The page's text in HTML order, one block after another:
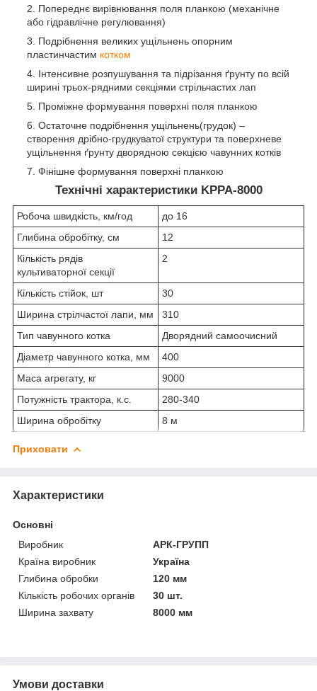
Попереднє вирівнювання поля планкою (механічне
або гідравлічне регулювання)
Подрібнення великих ущільнень опорним
пластинчастим котком
Інтенсивне розпушування та підрізання ґрунту по всій
ширині трьох-рядними секціями стрільчастих лап
Проміжне формування поверхні поля планкою
Остаточне подрібнення ущільнень(грудок) –
створення дрібно-грудкуватої структури та поверхневе
ущільнення ґрунту дворядною секцією чавунних котків
Фінішне формування поверхні планкою
Технічні характеристики KPPA-8000
Робоча швидкість, км/год
до 16
Глибина обробітку, см
12
Кількість рядів
культиваторної секції
2
Кількість стійок, шт
30
Ширина стрілчастої лапи, мм
310
Тип чавунного котка
Дворядний самоочисний
Діаметр чавунного котка, мм
400
Маса агрегату, кг
9000
Потужність трактора, к.с.
280-340
Ширина обробітку
8 м
Приховати
Характеристики
Основні
Виробник
АРК-ГРУПП
Країна виробник
Україна
Глибина обробки
120 мм
Кількість робочих органів
30 шт.
Ширина захвату
8000 мм
Умови доставки